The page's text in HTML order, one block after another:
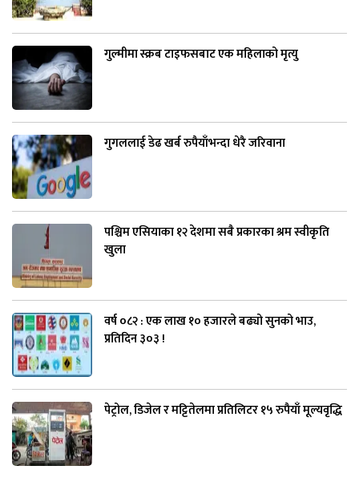
गुल्मीमा स्क्रब टाइफसबाट एक महिलाको मृत्यु
गुगललाई डेढ खर्ब रुपैयाँभन्दा धेरै जरिवाना
पश्चिम एसियाका १२ देशमा सबै प्रकारका श्रम स्वीकृति
खुला
वर्ष ०८२ : एक लाख १० हजारले बढ्यो सुनको भाउ,
प्रतिदिन ३०३ !
पेट्रोल, डिजेल र मट्टितेलमा प्रतिलिटर १५ रुपैयाँ मूल्यवृद्धि